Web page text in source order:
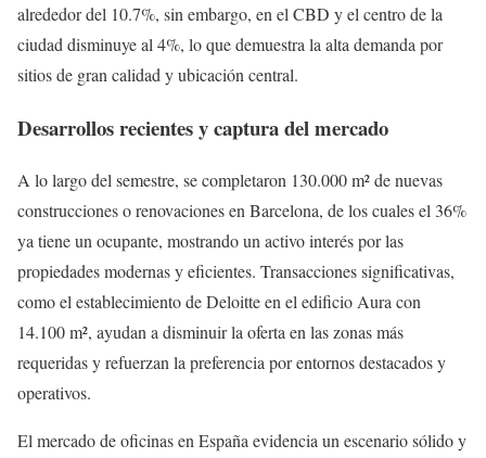
alrededor del 10.7%, sin embargo, en el CBD y el centro de la
ciudad disminuye al 4%, lo que demuestra la alta demanda por
sitios de gran calidad y ubicación central.
Desarrollos recientes y captura del mercado
A lo largo del semestre, se completaron 130.000 m² de nuevas
construcciones o renovaciones en Barcelona, de los cuales el 36%
ya tiene un ocupante, mostrando un activo interés por las
propiedades modernas y eficientes. Transacciones significativas,
como el establecimiento de Deloitte en el edificio Aura con
14.100 m², ayudan a disminuir la oferta en las zonas más
requeridas y refuerzan la preferencia por entornos destacados y
operativos.
El mercado de oficinas en España evidencia un escenario sólido y